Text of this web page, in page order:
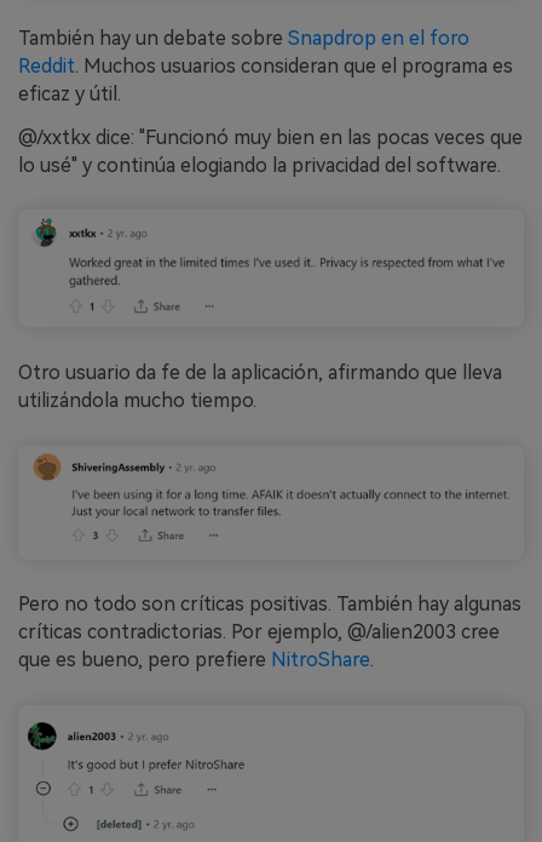
También hay un debate sobre Snapdrop en el foro
Reddit. Muchos usuarios consideran que el programa es
eficaz y útil.
@/xxtkx dice: "Funcionó muy bien en las pocas veces que
lo usé" y continúa elogiando la privacidad del software.
Otro usuario da fe de la aplicación, afirmando que lleva
utilizándola mucho tiempo.
Pero no todo son críticas positivas. También hay algunas
críticas contradictorias. Por ejemplo, @/alien2003 cree
que es bueno, pero prefiere NitroShare.